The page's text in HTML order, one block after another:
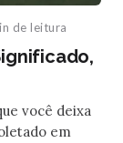
de leitura
você deixa
em